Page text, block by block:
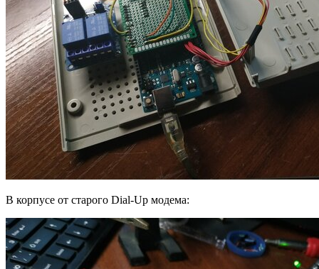
В корпусе от старого Dial-Up модема: